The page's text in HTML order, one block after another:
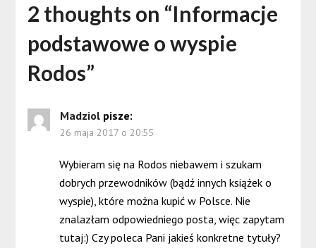
2 thoughts on “Informacje
podstawowe o wyspie
Rodos”
Madziol pisze:
26 maja 2017 o 20:55
Wybieram się na Rodos niebawem i szukam
dobrych przewodników (bądź innych książek o
wyspie), które można kupić w Polsce. Nie
znalazłam odpowiedniego posta, więc zapytam
tutaj:) Czy poleca Pani jakieś konkretne tytuły?